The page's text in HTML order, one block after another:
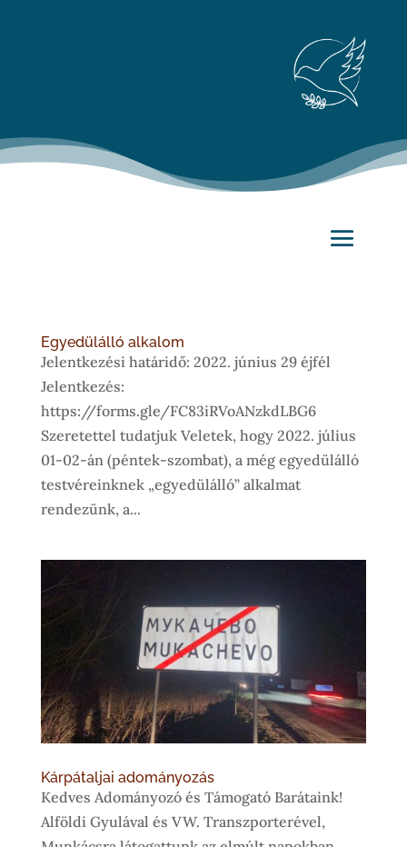
Egyedülálló alkalom
Jelentkezési határidő: 2022. június 29 éjfél
Jelentkezés:
https://forms.gle/FC83iRVoANzkdLBG6
Szeretettel tudatjuk Veletek, hogy 2022. július
01-02-án (péntek-szombat), a még egyedülálló
testvéreinknek „egyedülálló” alkalmat
rendezünk, a...
Kárpátaljai adományozás
Kedves Adományozó és Támogató Barátaink!
Alföldi Gyulával és VW. Transzporterével,